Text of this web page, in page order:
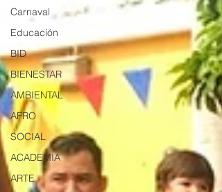
Carnaval
Educación
BID
BIENESTAR
AMBIENTAL
AFRO
SOCIAL
ACADEMIA
ARTE